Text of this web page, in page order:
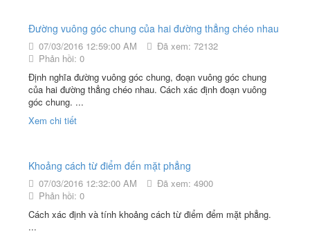
Đường vuông góc chung của hai đường thẳng chéo nhau
07/03/2016 12:59:00 AM
Đã xem: 72132
Phản hồi: 0
Định nghĩa đường vuông góc chung, đoạn vuông góc chung
của hai đường thẳng chéo nhau. Cách xác định đoạn vuông
góc chung. ...
Xem chi tiết
Khoảng cách từ điểm đến mặt phẳng
07/03/2016 12:32:00 AM
Đã xem: 4900
Phản hồi: 0
Cách xác định và tính khoảng cách từ điểm đểm mặt phẳng.
...